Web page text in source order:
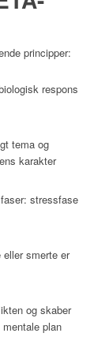
principper:
respons
tema og
karakter
stressfase
smerte er
og skaber
plan